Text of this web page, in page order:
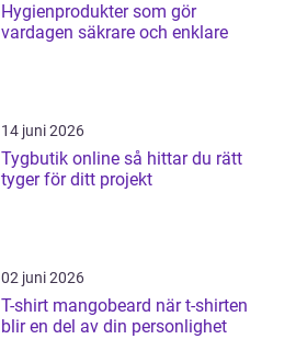
Hygienprodukter som gör
vardagen säkrare och enklare
14 juni 2026
Tygbutik online så hittar du rätt
tyger för ditt projekt
02 juni 2026
T-shirt mangobeard när t-shirten
blir en del av din personlighet